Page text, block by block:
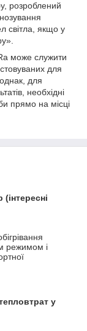
розроблений
світла, якщо у
може служити
для
для
необхідні
прямо на місці
режимом і
у